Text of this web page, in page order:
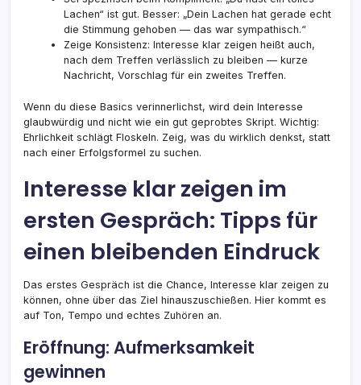
Lachen“ ist gut. Besser: „Dein Lachen hat gerade echt
die Stimmung gehoben — das war sympathisch.“
Zeige Konsistenz: Interesse klar zeigen heißt auch,
nach dem Treffen verlässlich zu bleiben — kurze
Nachricht, Vorschlag für ein zweites Treffen.
Wenn du diese Basics verinnerlichst, wird dein Interesse
glaubwürdig und nicht wie ein gut geprobtes Skript. Wichtig:
Ehrlichkeit schlägt Floskeln. Zeig, was du wirklich denkst, statt
nach einer Erfolgsformel zu suchen.
Interesse klar zeigen im
ersten Gespräch: Tipps für
einen bleibenden Eindruck
Das erstes Gespräch ist die Chance, Interesse klar zeigen zu
können, ohne über das Ziel hinauszuschießen. Hier kommt es
auf Ton, Tempo und echtes Zuhören an.
Eröffnung: Aufmerksamkeit
gewinnen